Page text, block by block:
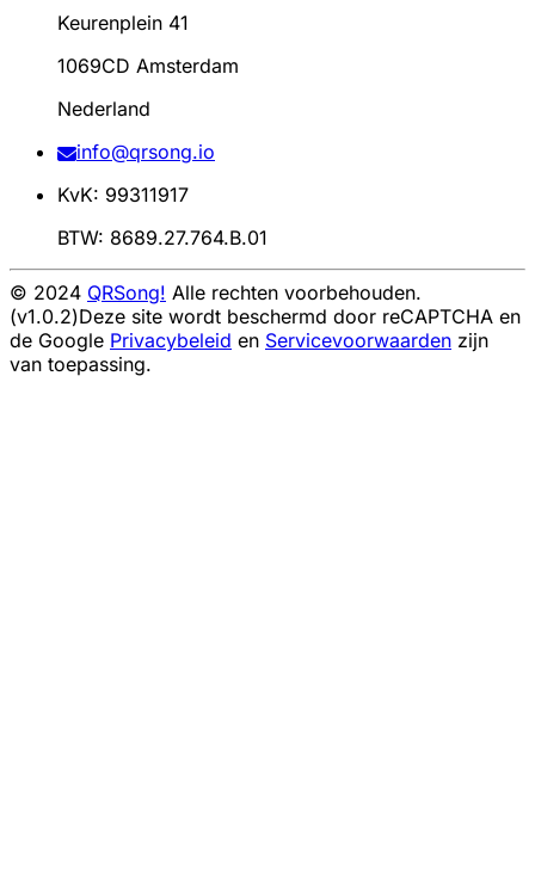
Keurenplein 41
1069CD Amsterdam
Nederland
info@qrsong.io
KvK: 99311917
BTW: 8689.27.764.B.01
© 2024 QRSong! Alle rechten voorbehouden.
(v1.0.2)Deze site wordt beschermd door reCAPTCHA en
de Google Privacybeleid en Servicevoorwaarden zijn
van toepassing.